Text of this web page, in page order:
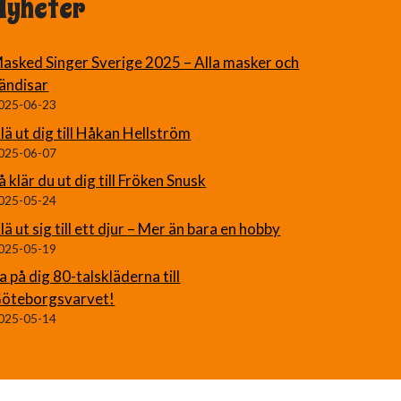
Singer Sverige 2025 – Alla masker och
06-23
ut dig till Håkan Hellström
06-07
klär du ut dig till Fröken Snusk
05-24
ut sig till ett djur – Mer än bara en hobby
05-19
på dig 80-talskläderna till
05-14